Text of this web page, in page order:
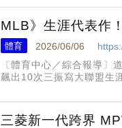
一樣
MLB》生涯代表作
體育 2026/06/06
〔體育中心／綜合報導〕
飆出10次三振寫大聯盟生
三菱新一代跨界